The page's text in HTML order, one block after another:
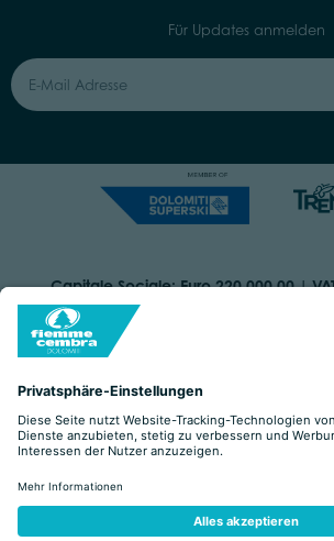
Für Updates anmelden
Capitale Sociale: Euro 220.000,00 |
COOKIES IMPRINT